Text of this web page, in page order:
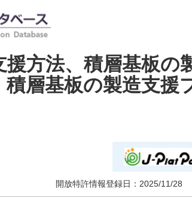
方法、積層基板の
積層基板の製造支援
開放特許情報登録日： 2025/11/28